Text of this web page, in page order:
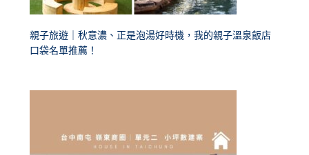
親子旅遊｜秋意濃、正是泡湯好時機，我的親子溫泉飯店
口袋名單推薦！